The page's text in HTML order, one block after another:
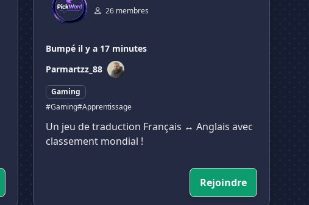
26 membres
Bumpé il y a 17 minutes
Parmartzz_88
Gaming
#Gaming#Apprentissage
Un jeu de traduction Français ↔ Anglais avec
classement mondial !
Rejoindre